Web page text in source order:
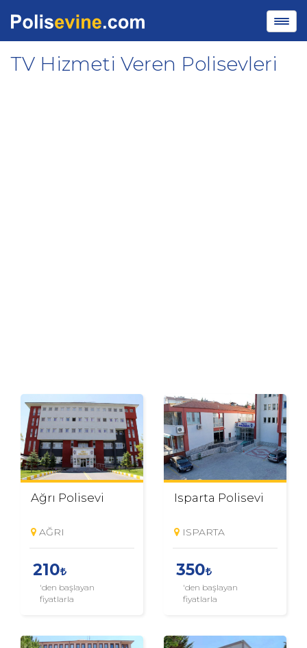
TV Hizmeti Veren Polisevleri
Ağrı Polisevi
AĞRI
210
'den başlayan
fiyatlarla
Isparta Polisevi
ISPARTA
350
'den başlayan
fiyatlarla